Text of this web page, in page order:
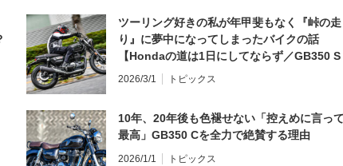
ツーリング好きの私が年甲斐もなく『峠の走
り』に夢中になってしまったバイクの話
【Hondaの道は1日にしてならず／GB350 S
インプレ・レビュー 前編】
2026/3/1 トピックス
10年、20年後も色褪せない「控えめに言っ
最高」GB350 Cを全力で絶賛する理由
2026/1/1 トピックス